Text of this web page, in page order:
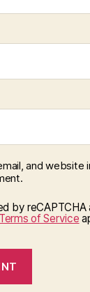
and website
by reCAPTCHA
Terms of Service